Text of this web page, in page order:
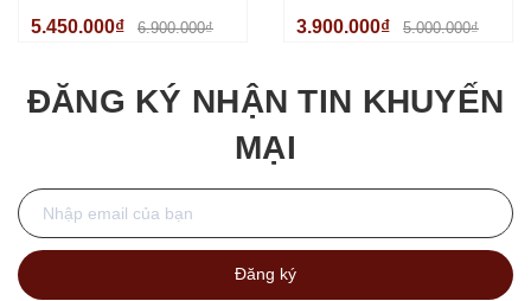
Vàng Hồng Size 42mm
5.450.000₫ 6.900.000₫
Hồng Size 42mm
3.900.000₫ 5.000.000₫
ĐĂNG KÝ NHẬN TIN KHUYẾN
MẠI
Đăng ký